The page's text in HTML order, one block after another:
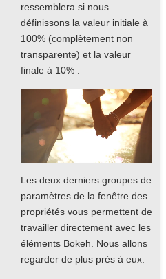
ressemblera si nous
définissons la valeur initiale à
100% (complètement non
transparente) et la valeur
finale à 10% :
Les deux derniers groupes de
paramètres de la fenêtre des
propriétés vous permettent de
travailler directement avec les
éléments Bokeh. Nous allons
regarder de plus près à eux.